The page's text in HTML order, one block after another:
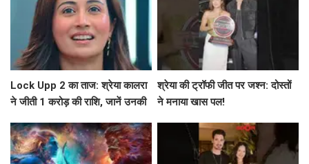
Lock Upp 2 का ताज: श्रेया कालरा
ने जीती 1 करोड़ की राशि, जानें उनकी
श्रेया की ट्रॉफी जीत पर जश्न: दोस्तों
ने मनाया खास पल!